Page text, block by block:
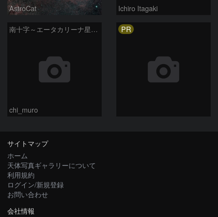
AstroCat Ichiro Itagaki
南十字～エータカリーナ星雲付近
chi_muro
PR
サイトマップ
ホーム
天体写真ギャラリーについて
利用規約
ログイン/新規登録
お問い合わせ
会社情報